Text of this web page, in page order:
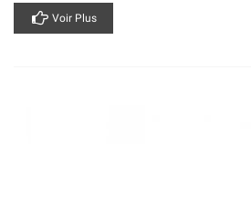
Voir Plus